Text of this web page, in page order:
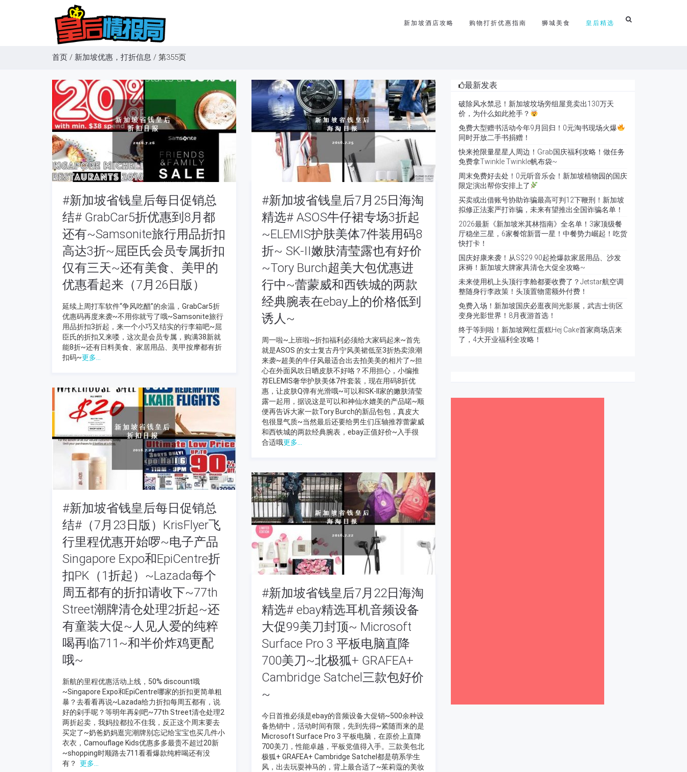
新加坡酒店攻略 购物打折优惠指南 狮城美食 皇后精选
首页 / 新加坡优惠，打折信息 / 第355页
#新加坡省钱皇后每日促销总
结# GrabCar5折优惠到8月都
还有~Samsonite旅行用品折扣
高达3折~屈臣氏会员专属折扣
仅有三天~还有美食、美甲的
优惠看起来（7月26日版）
延续上周打车软件“争风吃醋”的余温，GrabCar5折
优惠码再度来袭~不用你就亏了哦~Samsonite旅行
用品折扣3折起，来一个小巧又结实的行李箱吧~屈
臣氏的折扣又来喽，这次是会员专属，购满38新就
能8折~还有日料美食、家居用品、美甲按摩都有折
扣码~更多...
#新加坡省钱皇后7月25日海淘
精选# ASOS牛仔裙专场3折起
~ELEMIS护肤美体7件装用码8
折~ SK-II嫩肤清莹露也有好价
~Tory Burch超美大包优惠进
行中~蕾蒙威和西铁城的两款
经典腕表在ebay上的价格低到
诱人~
周一啦~上班啦~折扣福利必须给大家码起来~首先
就是ASOS 的女士复古丹宁风美裙低至3折热卖浪潮
来袭~超美的牛仔风最适合出去拍美美的相片了~担
心在外面风吹日晒皮肤不好咯？不用担心，小编推
荐ELEMIS奢华护肤美体7件套装，现在用码8折优
惠，让皮肤Q弹有光滑哦~可以和SK-II家的嫩肤清莹
露一起用，据说这是可以和神仙水媲美的产品喏~顺
便再告诉大家一款Tory Burch的新品包包，真皮大
包很显气质~当然最后还要给男生们压轴推荐蕾蒙威
和西铁城的两款经典腕表，ebay正值好价~入手很
合适哦更多...
#新加坡省钱皇后每日促销总
结#（7月23日版）KrisFlyer飞
行里程优惠开始啰~电子产品
Singapore Expo和EpiCentre折
扣PK（1折起）~Lazada每个
周五都有的折扣请收下~77th
Street潮牌清仓处理2折起~还
有童装大促~人见人爱的纯粹
喝再临711~和半价炸鸡更配
哦~
新航的里程优惠活动上线，50% discount哦
~Singapore Expo和EpiCentre哪家的折扣更简单粗
暴？去看看再说~Lazada给力折扣每周五都有，说
好的剁手呢？等明年再剁吧~77th Street清仓处理2
两折起卖，我妈拉都拉不住我，反正这个周末要去
买定了~奶爸奶妈逛完潮牌别忘记给宝宝也买几件小
衣衣，Camouflage Kids优惠多多最贵不超过20新
~shopping时顺路去711看看爆款纯粹喝还有没
有？ 更多...
#新加坡省钱皇后7月22日海淘
精选# ebay精选耳机音频设备
大促99美刀封顶~ Microsoft
Surface Pro 3 平板电脑直降
700美刀~北极狐+ GRAFEA+
Cambridge Satchel三款包好价
~
今日首推必须是ebay的音频设备大促销~500余种设
备热销中，活动时间有限，先到先得~紧随而来的是
Microsoft Surface Pro 3 平板电脑，在原价上直降
700美刀，性能卓越，平板党值得入手。三款美包北
极狐+ GRAFEA+ Cambridge Satchel都是萌系学生
风，出去玩耍神马的，背上最合适了~茱莉蔻的美妆
最新发表
破除风水禁忌！新加坡坟场旁组屋竟卖出130万天
价，为什么如此抢手？
免费大型赠书活动今年9月回归！0元淘书现场火爆
同时开放二手书捐赠！
快来抢限量星星人周边！Grab国庆福利攻略！做任务
免费拿Twinkle Twinkle帆布袋~
周末免费好去处！0元听音乐会！新加坡植物园的国庆
限定演出帮你安排上了
买卖或出借账号协助诈骗最高可判12下鞭刑！新加坡
拟修正法案严打诈骗，未来有望推出全国诈骗名单！
2026最新《新加坡米其林指南》全名单！3家顶级餐
厅稳坐三星，6家餐馆新晋一星！中餐势力崛起！吃货
快打卡！
国庆好康来袭！从S$29.90起抢爆款家居用品、沙发
床褥！新加坡大牌家具清仓大促全攻略~
未来使用机上头顶行李舱都要收费了？Jetstar航空调
整随身行李政策！头顶置物需额外付费！
免费入场！新加坡国庆必逛夜间光影展，武吉士街区
变身光影世界！8月夜游首选！
终于等到啦！新加坡网红蛋糕Hej Cake首家商场店来
了，4大开业福利全攻略！